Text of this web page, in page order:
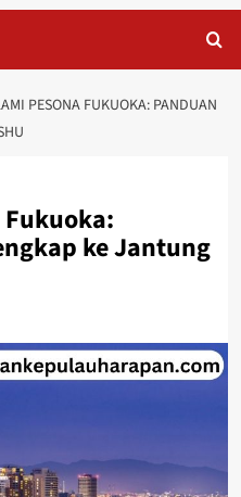
PESONA FUKUOKA: PANDUAN
ke Jantung